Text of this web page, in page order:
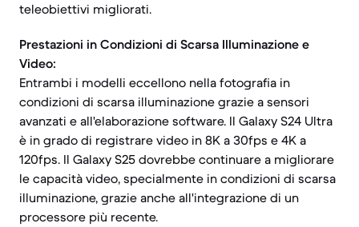
teleobiettivi migliorati.
Prestazioni in Condizioni di Scarsa Illuminazione e
Video:
Entrambi i modelli eccellono nella fotografia in
condizioni di scarsa illuminazione grazie a sensori
avanzati e all'elaborazione software. Il Galaxy S24 Ultra
è in grado di registrare video in 8K a 30fps e 4K a
120fps. Il Galaxy S25 dovrebbe continuare a migliorare
le capacità video, specialmente in condizioni di scarsa
illuminazione, grazie anche all'integrazione di un
processore più recente.